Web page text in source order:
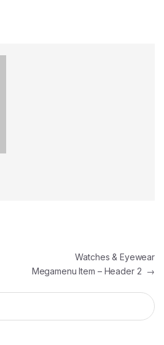
Watches & Eyewear
Megamenu Item – Header 2 →